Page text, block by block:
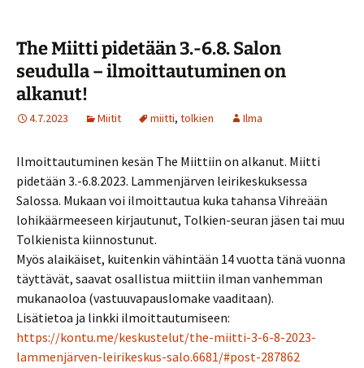
The Miitti pidetään 3.-6.8. Salon
seudulla – ilmoittautuminen on
alkanut!
4.7.2023 Miitit miitti, tolkien Ilma
Ilmoittautuminen kesän The Miittiin on alkanut. Miitti
pidetään 3.-6.8.2023. Lammenjärven leirikeskuksessa
Salossa. Mukaan voi ilmoittautua kuka tahansa Vihreään
lohikäärmeeseen kirjautunut, Tolkien-seuran jäsen tai muu
Tolkienista kiinnostunut.
Myös alaikäiset, kuitenkin vähintään 14 vuotta tänä vuonna
täyttävät, saavat osallistua miittiin ilman vanhemman
mukanaoloa (vastuuvapauslomake vaaditaan).
Lisätietoa ja linkki ilmoittautumiseen:
https://kontu.me/keskustelut/the-miitti-3-6-8-2023-
lammenjärven-leirikeskus-salo.6681/#post-287862